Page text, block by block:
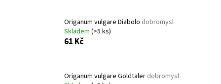
Origanum vulgare Diabolo dobromysl
Skladem (>5 ks)
61 Kč
Origanum vulgare Goldtaler dobromysl